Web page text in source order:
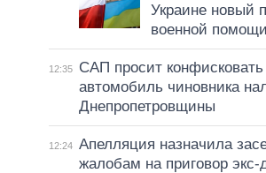
Украине новый
военной помощи
12:35
САП просит конфисковать
автомобиль чиновника
Днепропетровщины
12:24 Апелляция назначила
жалобам на приговор экс-